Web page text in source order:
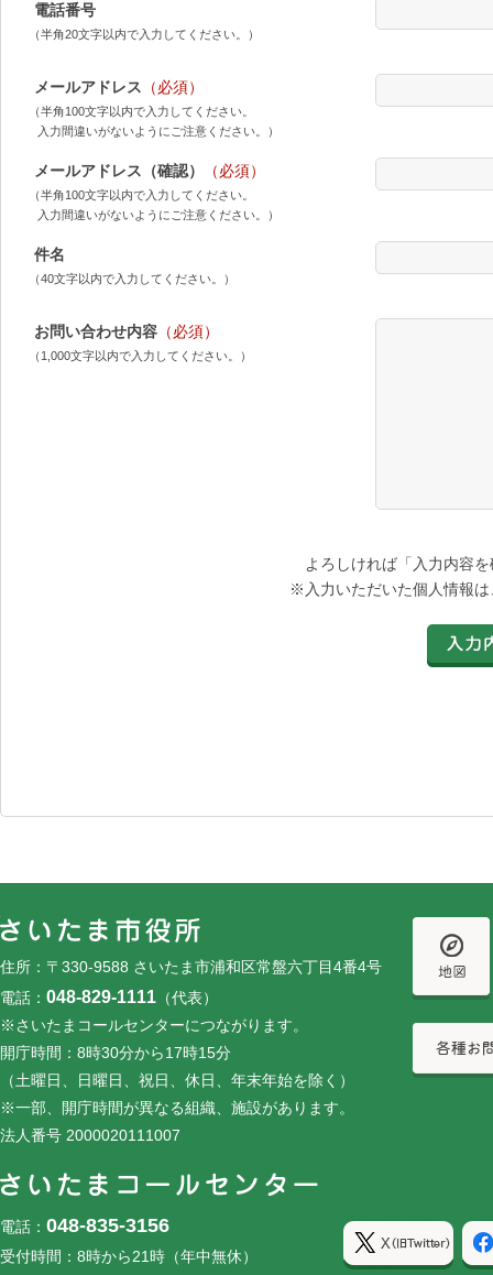
電話番号
（半角20文字以内で入力してください。）
メールアドレス （必須）
（半角100文字以内で入力してください。
入力間違いがないようにご注意ください。）
メールアドレス（確認） （必須）
（半角100文字以内で入力してください。
入力間違いがないようにご注意ください。）
件名
（40文字以内で入力してください。）
お問い合わせ内容 （必須）
（1,000文字以内で入力してください。）
よろしければ「入力内容
※入力いただいた個人情報
住所：〒330-9588 さいたま市浦和区常盤六丁目4番4号
電話： 048-829-1111 （代表）
※さいたまコールセンターにつながります。
開庁時間：8時30分から17時15分
（土曜日、日曜日、祝日、休日、年末年始を除く）
※一部、開庁時間が異なる組織、施設があります。
法人番号 2000020111007
電話： 048-835-3156
受付時間：8時から21時（年中無休）